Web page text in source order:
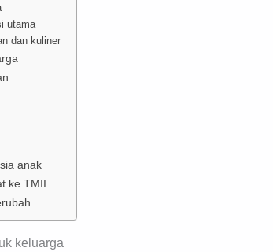
utama
dan kuliner
anak
ke TMII
keluarga